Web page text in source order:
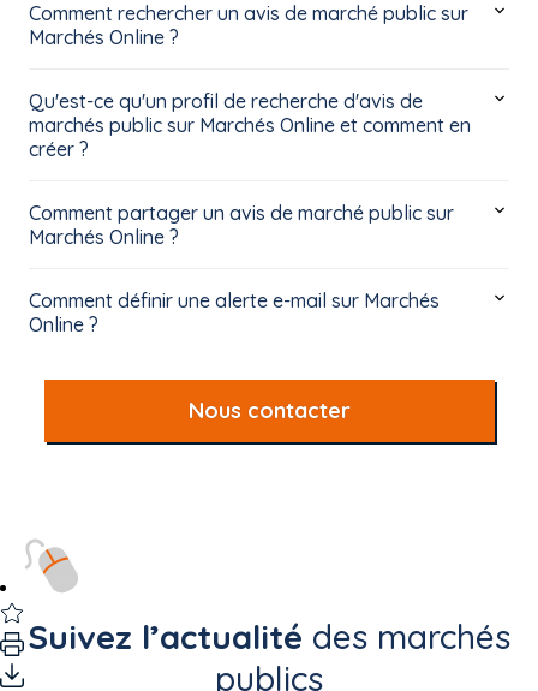
Comment rechercher un avis de marché public sur
Marchés Online ?
Qu'est-ce qu'un profil de recherche d'avis de
marchés public sur Marchés Online et comment en
créer ?
Comment partager un avis de marché public sur
Marchés Online ?
Comment définir une alerte e-mail sur Marchés
Online ?
Nous contacter
Suivez l’actualité des marchés
publics